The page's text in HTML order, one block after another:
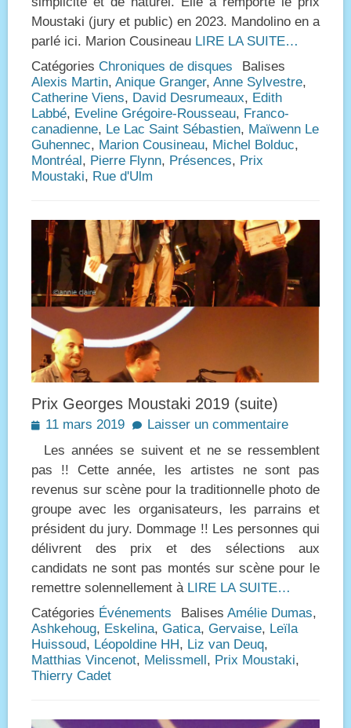
Moustaki (jury et public) en 2023. Mandolino en a
parlé ici. Marion Cousineau LIRE LA SUITE…
Catégories Chroniques de disques
Balises
Alexis Martin, Anique Granger, Anne Sylvestre,
Catherine Viens, David Desrumeaux, Edith
Labbé, Eveline Grégoire-Rousseau, Franco-
canadienne, Le Lac Saint Sébastien, Maïwenn Le
Guhennec, Marion Cousineau, Michel Bolduc,
Montréal, Pierre Flynn, Présences, Prix
Moustaki, Rue d'Ulm
Prix Georges Moustaki 2019 (suite)
Posted
11 mars 2019
Laisser un commentaire
Les années se suivent et ne se ressemblent
pas !! Cette année, les artistes ne sont pas
revenus sur scène pour la traditionnelle photo de
groupe avec les organisateurs, les parrains et
président du jury. Dommage !! Les personnes qui
délivrent des prix et des sélections aux
candidats ne sont pas montés sur scène pour le
remettre solennellement à LIRE LA SUITE…
Catégories Événements Balises Amélie Dumas,
Ashkehoug, Eskelina, Gatica, Gervaise, Leïla
Huissoud, Léopoldine HH, Liz van Deuq,
Matthias Vincenot, Melissmell, Prix Moustaki,
Thierry Cadet